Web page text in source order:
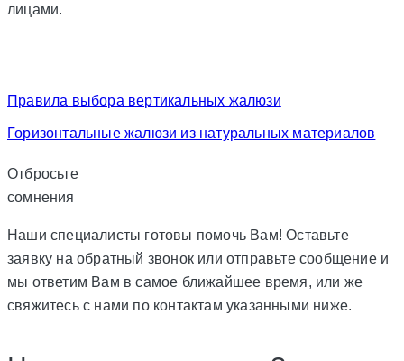
лицами.
Правила выбора вертикальных жалюзи
Горизонтальные жалюзи из натуральных материалов
Отбросьте
сомнения
Наши специалисты готовы помочь Вам! Оставьте
заявку на обратный звонок или отправьте сообщение и
мы ответим Вам в самое ближайшее время, или же
свяжитесь с нами по контактам указанными ниже.